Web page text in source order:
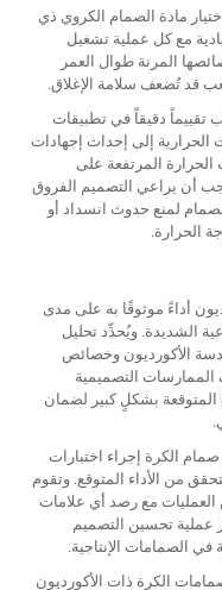
مادة الصمام الكروي ذي
مع كل عملية تشغيل
المرنة طوال العمر
قد تُضعف سلامة الإغلاق.
تقييماً دقيقاً في تطبيقات
الحرارية إلى إحداث إجهادات
الحرارة المرتفعة على
يجب أن يراعي التصميم الفروق
لمنع حدوث انسداد أو
الحرارة.
أداءً موثوقًا به على مدى
الشديدة. ويُحدِّد تحليل
الأكورديون وخصائص
الممارسات التصميمية
المتوقعة بشكلٍ كبير لضمان
الكرة إجراء اختبارات
من الأداء المتوقع. وتقوم
العمليات مع رصد أي علامات
عملية تحسين التصميم
في الصمامات الإنتاجية.
الكرة ذات الأكورديون